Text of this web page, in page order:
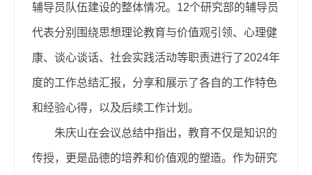
辅导员队伍建设的整体情况。12个研究部的辅导员
代表分别围绕思想理论教育与价值观引领、心理健
康、谈心谈话、社会实践活动等职责进行了2024年
度的工作总结汇报，分享和展示了各自的工作特色
和经验心得，以及后续工作计划。
朱庆山在会议总结中指出，教育不仅是知识的
传授，更是品德的培养和价值观的塑造。作为研究